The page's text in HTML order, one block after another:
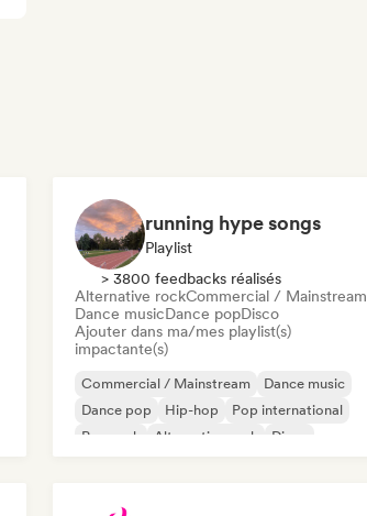
running hype songs
Playlist
> 3800 feedbacks réalisés
Alternative rockCommercial / Mainstream
Dance musicDance popDisco
Ajouter dans ma/mes playlist(s)
impactante(s)
Commercial / Mainstream
Dance music
Dance pop
Hip-hop
Pop international
Pop rock
Alternative rock Disco